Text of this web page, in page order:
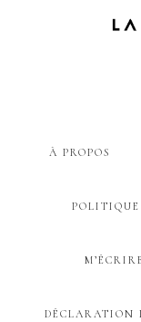
À PROPOS
M’ÉCRIRE
DÉCLARATION